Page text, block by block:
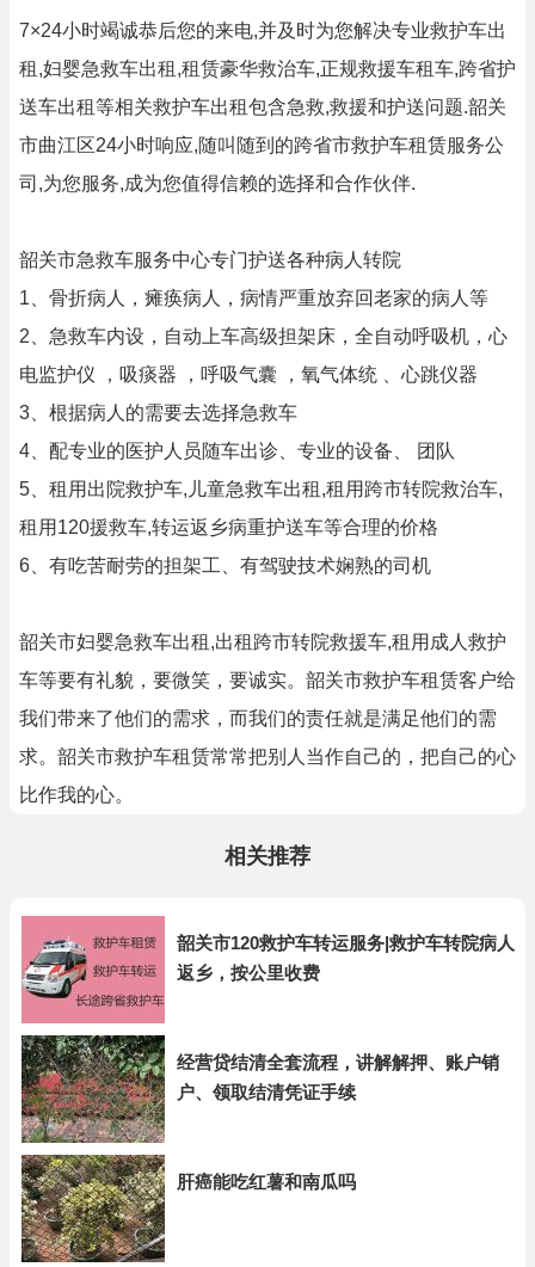
7×24小时竭诚恭后您的来电,并及时为您解决专业救护车出
租,妇婴急救车出租,租赁豪华救治车,正规救援车租车,跨省护
送车出租等相关救护车出租包含急救,救援和护送问题.韶关
市曲江区24小时响应,随叫随到的跨省市救护车租赁服务公
司,为您服务,成为您值得信赖的选择和合作伙伴.
韶关市急救车服务中心专门护送各种病人转院
1、骨折病人，瘫痪病人，病情严重放弃回老家的病人等
2、急救车内设，自动上车高级担架床，全自动呼吸机，心
电监护仪 ，吸痰器 ，呼吸气囊 ，氧气体统 、心跳仪器
3、根据病人的需要去选择急救车
4、配专业的医护人员随车出诊、专业的设备、 团队
5、租用出院救护车,儿童急救车出租,租用跨市转院救治车,
租用120援救车,转运返乡病重护送车等合理的价格
6、有吃苦耐劳的担架工、有驾驶技术娴熟的司机
韶关市妇婴急救车出租,出租跨市转院救援车,租用成人救护
车等要有礼貌，要微笑，要诚实。韶关市救护车租赁客户给
我们带来了他们的需求，而我们的责任就是满足他们的需
求。韶关市救护车租赁常常把别人当作自己的，把自己的心
比作我的心。
相关推荐
韶关市120救护车转运服务|救护车转院病人
返乡，按公里收费
经营贷结清全套流程，讲解解押、账户销
户、领取结清凭证手续
肝癌能吃红薯和南瓜吗